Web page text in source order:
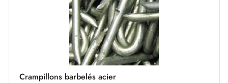
Crampillons barbelés acier